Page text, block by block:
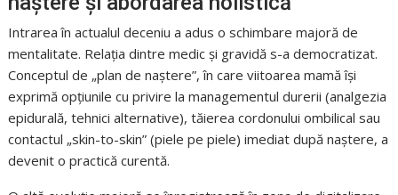
Intrarea în actualul deceniu a adus o schimbare majoră de
mentalitate. Relația dintre medic și gravidă s-a democratizat.
Conceptul de „plan de naștere”, în care viitoarea mamă își
exprimă opțiunile cu privire la managementul durerii (analgezia
epidurală, tehnici alternative), tăierea cordonului ombilical sau
contactul „skin-to-skin” (piele pe piele) imediat după naștere, a
devenit o practică curentă.